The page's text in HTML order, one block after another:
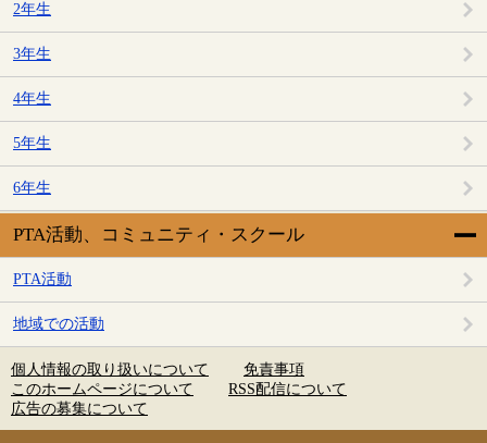
2年生
3年生
4年生
5年生
6年生
PTA活動、コミュニティ・スクール
PTA活動
地域での活動
個人情報の取り扱いについて
免責事項
このホームページについて
RSS配信について
広告の募集について